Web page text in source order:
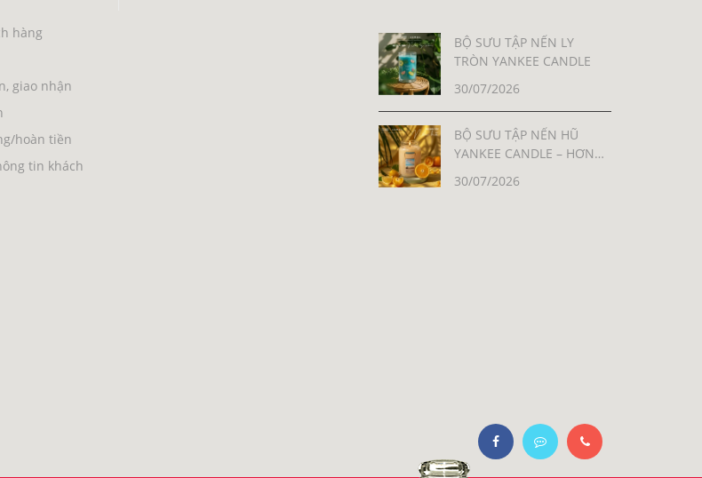
hàng
giao nhận
hoàn tiền
tin khách
BỘ SƯU TẬP NẾN LY
TRÒN YANKEE CANDLE
30/07/2026
BỘ SƯU TẬP NẾN HŨ
YANKEE CANDLE – HƠN
LÀ MỘT CẢM XÚC
30/07/2026